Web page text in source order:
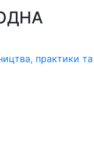
практики та